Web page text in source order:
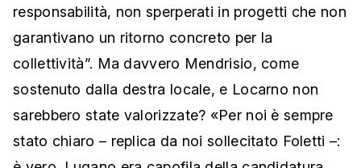
responsabilità, non sperperati in progetti che non
garantivano un ritorno concreto per la
collettività”. Ma davvero Mendrisio, come
sostenuto dalla destra locale, e Locarno non
sarebbero state valorizzate? «Per noi è sempre
stato chiaro – replica da noi sollecitato Foletti –: